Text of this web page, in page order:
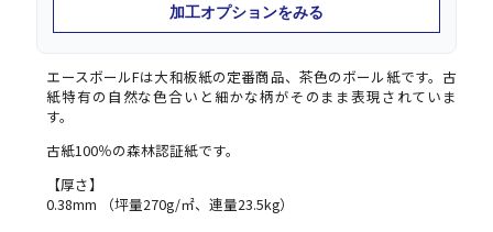
加工オプションをみる
エースボールFは大和板紙の定番商品、茶色のボール紙です。古
紙特有の自然な色合いと細かな柄がそのまま表現されていま
す。
古紙100％の森林認証紙です。
【厚さ】
0.38mm （坪量270g/㎡、連量23.5kg）